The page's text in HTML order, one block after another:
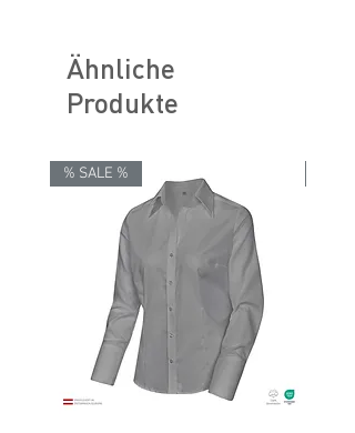
Ähnliche
Produkte
% SALE %